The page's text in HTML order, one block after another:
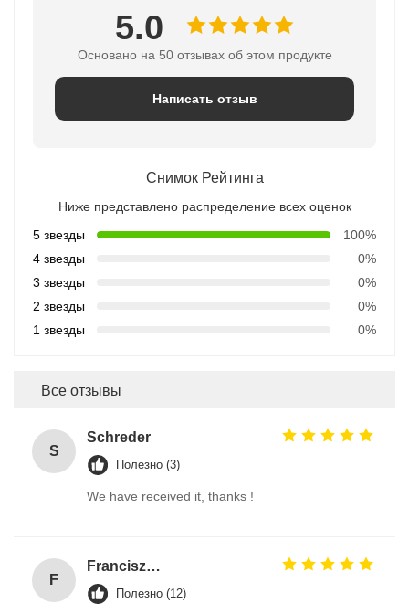
5.0
Основано на 50 отзывах об этом продукте
Написать отзыв
Снимок Рейтинга
Ниже представлено распределение всех оценок
5 звезды
100%
4 звезды
0%
3 звезды
0%
2 звезды
0%
1 звезды
0%
Все отзывы
S
Schreder
Полезно (3)
We have received it, thanks !
F
Franciszek Lużyński
Полезно (12)